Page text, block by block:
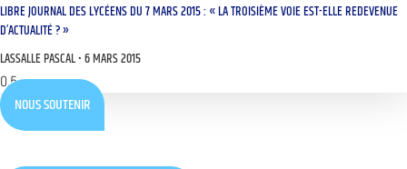
LIBRE JOURNAL DES LYCÉENS DU 7 MARS 2015 : « LA TROISIÈME VOIE EST-ELLE REDEVENUE
D’ACTUALITÉ ? »
LASSALLE PASCAL 6 MARS 2015
NOUS SOUTENIR